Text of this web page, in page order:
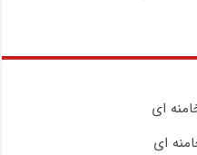
ای
ای